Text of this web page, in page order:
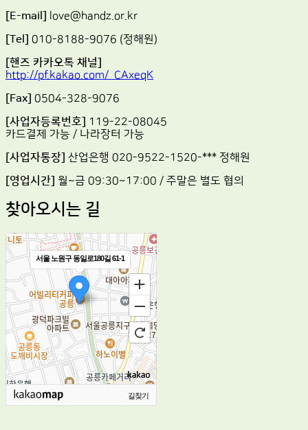
[E-mail] love@handz.or.kr
[Tel] 010-8188-9076 (정해원)
[핸즈 카카오톡 채널]
http://pf.kakao.com/_CAxeqK
[Fax] 0504-328-9076
[사업자등록번호] 119-22-08045
카드결제 가능 / 나라장터 가능
[사업자통장] 산업은행 020-9522-1520-*** 정해원
[영업시간] 월~금 09:30~17:00 / 주말은 별도 협의
찾아오시는 길
서울 노원구 동일로180길 61-1
길찾기